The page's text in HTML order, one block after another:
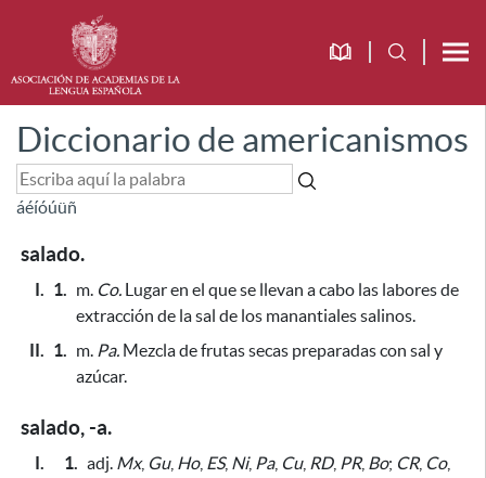
Diccionario de americanismos
áéíóúüñ
salado.
I. 1. m. Co. Lugar en el que se llevan a cabo las labores de
extracción de la sal de los manantiales salinos.
II. 1. m. Pa. Mezcla de frutas secas preparadas con sal y
azúcar.
salado, -a.
I. 1. adj. Mx, Gu, Ho, ES, Ni, Pa, Cu, RD, PR, Bo; CR, Co,